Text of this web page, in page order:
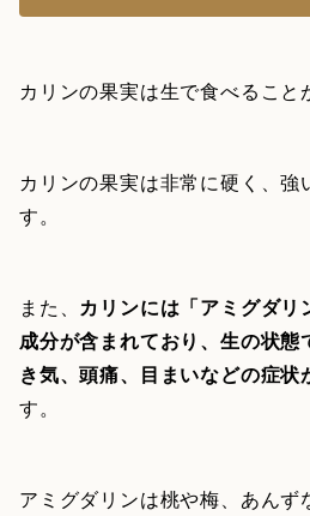
カリンの果実は生で食べること
カリンの果実は非常に硬く、強
す。
また、 カリンには「アミグダリ
成分が含まれており、生の状態
き気、頭痛、目まいなどの症状
す。
アミグダリンは桃や梅、あんず